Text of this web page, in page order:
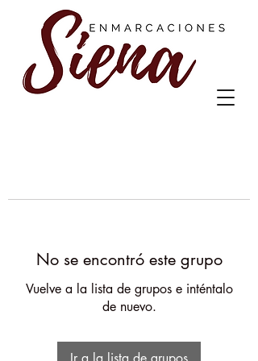
No se encontró este grupo
Vuelve a la lista de grupos e inténtalo
de nuevo.